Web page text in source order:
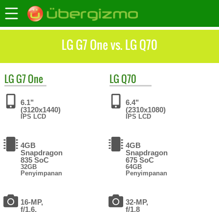
LG G7 One vs. LG Q70
LG G7 One
6.1"
(3120x1440)
IPS LCD
4GB
Snapdragon
835 SoC
32GB
Penyimpanan
16-MP,
f/1.6,
LG Q70
6.4"
(2310x1080)
IPS LCD
4GB
Snapdragon
675 SoC
64GB
Penyimpanan
32-MP,
f/1.8